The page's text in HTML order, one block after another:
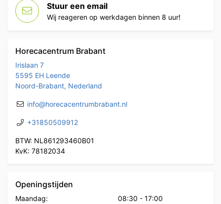
Stuur een email
Wij reageren op werkdagen binnen 8 uur!
Horecacentrum Brabant
Irislaan 7
5595 EH Leende
Noord-Brabant, Nederland
info@horecacentrumbrabant.nl
+31850509912
BTW: NL861293460B01
KvK: 78182034
Openingstijden
Maandag: 08:30 - 17:00